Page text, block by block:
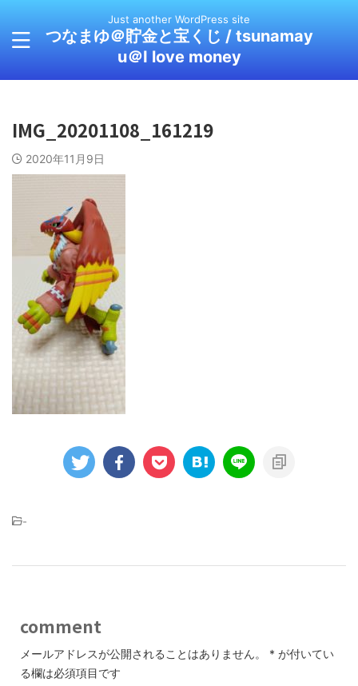
Just another WordPress site
つなまゆ＠貯金と宝くじ / tsunamay
u＠I love money
IMG_20201108_161219
2020年11月9日
-
comment
メールアドレスが公開されることはありません。 * が付いてい
る欄は必須項目です